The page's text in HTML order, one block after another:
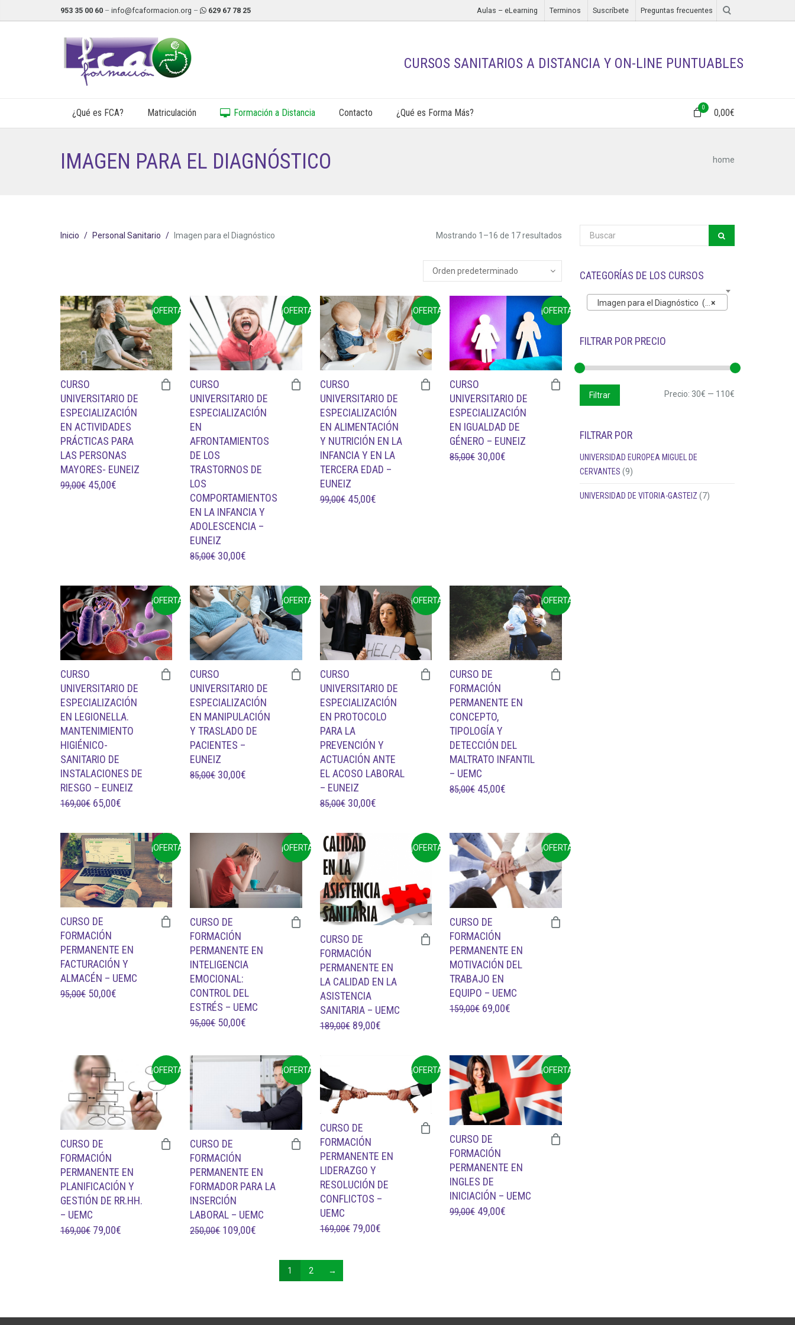
953 35 00 60 – info@fcaformacion.org – 629 67 78 25 Aulas – eLearning Terminos Suscríbete Preguntas frecuentes
CURSOS SANITARIOS A DISTANCIA Y ON-LINE PUNTUABLES
¿Qué es FCA? Matriculación Formación a Distancia Contacto ¿Qué es Forma Más? 0 0,00€
IMAGEN PARA EL DIAGNÓSTICO home
Inicio Personal Sanitario Imagen para el Diagnóstico Mostrando 1–16 de 17 resultados
¡OFERTA!
CURSO
UNIVERSITARIO DE
ESPECIALIZACIÓN
EN ACTIVIDADES
PRÁCTICAS PARA
LAS PERSONAS
MAYORES- EUNEIZ
99,00€ EL
45,00€
¡OFERTA!
CURSO
UNIVERSITARIO DE
ESPECIALIZACIÓN
EN
AFRONTAMIENTOS
DE LOS
TRASTORNOS DE
LOS
COMPORTAMIENTOS
EN LA INFANCIA Y
ADOLESCENCIA –
EUNEIZ
85,00€ EL
ORIGINAL
ERA:
85,00€.
30,00€
ACTUAL
ES:
30,00€.
¡OFERTA!
CURSO
UNIVERSITARIO DE
ESPECIALIZACIÓN
EN ALIMENTACIÓN
Y NUTRICIÓN EN LA
INFANCIA Y EN LA
TERCERA EDAD –
EUNEIZ
99,00€ EL
45,00€EL
¡OFERTA!
CURSO
UNIVERSITARIO DE
ESPECIALIZACIÓN
EN IGUALDAD DE
GÉNERO – EUNEIZ
85,00€ EL
30,00€
¡OFERTA!
CURSO
UNIVERSITARIO DE
ESPECIALIZACIÓN
EN LEGIONELLA.
MANTENIMIENTO
HIGIÉNICO-
SANITARIO DE
INSTALACIONES DE
RIESGO – EUNEIZ
169,00€ EL
ORIGINAL
ERA:
169,00€.
65,00€
ACTUAL
ES:
65,00€.
¡OFERTA!
CURSO
UNIVERSITARIO DE
ESPECIALIZACIÓN
EN MANIPULACIÓN
Y TRASLADO DE
PACIENTES –
EUNEIZ
85,00€ EL
30,00€
¡OFERTA!
CURSO
UNIVERSITARIO DE
ESPECIALIZACIÓN
EN PROTOCOLO
PARA LA
PREVENCIÓN Y
ACTUACIÓN ANTE
EL ACOSO LABORAL
– EUNEIZ
85,00€ EL
ORIGINAL
ERA:
85,00€.
30,00€EL
¡OFERTA!
CURSO DE
FORMACIÓN
PERMANENTE EN
CONCEPTO,
TIPOLOGÍA Y
DETECCIÓN DEL
MALTRATO INFANTIL
– UEMC
85,00€ EL
ERA:
85,00€.
45,00€
ES:
45,00€.
¡OFERTA!
CURSO DE
FORMACIÓN
PERMANENTE EN
FACTURACIÓN Y
ALMACÉN – UEMC
95,00€ EL
95,00€.
50,00€
¡OFERTA!
CURSO DE
FORMACIÓN
PERMANENTE EN
INTELIGENCIA
EMOCIONAL:
CONTROL DEL
ESTRÉS – UEMC
95,00€ EL
ORIGINAL
50,00€
ACTUAL
50,00€.
¡OFERTA!
CURSO DE
FORMACIÓN
PERMANENTE EN
LA CALIDAD EN LA
ASISTENCIA
SANITARIA – UEMC
189,00€ EL
189,00€.
89,00€EL
89,00€.
¡OFERTA!
CURSO DE
FORMACIÓN
PERMANENTE EN
MOTIVACIÓN DEL
TRABAJO EN
EQUIPO – UEMC
159,00€ EL
ERA:
159,00€.
69,00€
ES:
69,00€.
¡OFERTA!
CURSO DE
FORMACIÓN
PERMANENTE EN
PLANIFICACIÓN Y
GESTIÓN DE RR.HH.
– UEMC
169,00€ EL
79,00€
¡OFERTA!
CURSO DE
FORMACIÓN
PERMANENTE EN
FORMADOR PARA LA
INSERCIÓN
LABORAL – UEMC
250,00€ EL
109,00€
ACTUAL
¡OFERTA!
CURSO DE
FORMACIÓN
PERMANENTE EN
LIDERAZGO Y
RESOLUCIÓN DE
CONFLICTOS –
UEMC
169,00€ EL
79,00€EL
¡OFERTA!
CURSO DE
FORMACIÓN
PERMANENTE EN
INGLES DE
INICIACIÓN – UEMC
99,00€ EL
49,00€
1 2 →
CATEGORÍAS DE LOS CURSOS
×
Imagen para el Diagnóstico (17)
FILTRAR POR PRECIO
Precio
mínimo
Precio
máximo
Filtrar Precio: 30€ — 110€
FILTRAR POR
UNIVERSIDAD EUROPEA MIGUEL DE
CERVANTES (9)
UNIVERSIDAD DE VITORIA-GASTEIZ (7)